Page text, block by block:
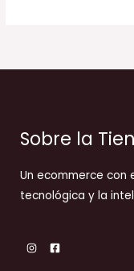
Sobre la
Un ecommerce con
tecnológica y la